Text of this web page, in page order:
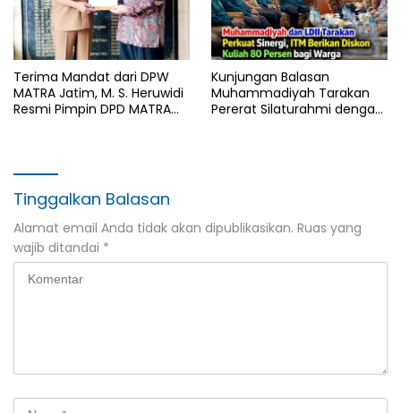
Terima Mandat dari DPW
MATRA Jatim, M. S. Heruwidi
Resmi Pimpin DPD MATRA
Kunjungan Balasan
Muhammadiyah Tarakan
Pererat Silaturahmi dengan
Tinggalkan Balasan
Alamat email Anda tidak akan dipublikasikan. Ruas yang
wajib ditandai *